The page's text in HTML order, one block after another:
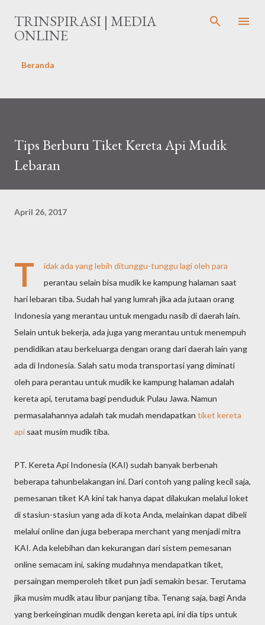
Langsung ke konten utama
TRINSPIRASI | MEDIA
ONLINE
Beranda
Tips Berburu Tiket Kereta Api Mudik
Lebaran
April 26, 2017
T
idak ada yang lebih ditunggu-tunggu lagi oleh para
perantau selain bisa mudik ke kampung halaman saat
hari lebaran tiba. Sudah hal yang lumrah jika ada jutaan orang
Indonesia yang merantau untuk mengadu nasib di daerah lain.
Selain untuk bekerja, ada juga yang merantau untuk menempuh
pendidikan atau berkeluarga dengan orang dari daerah lain yang
ada di Indonesia. Salah satu moda transportasi yang diminati
oleh para perantau untuk mudik ke kampung halaman adalah
kereta api, terutama bagi penduduk Pulau Jawa. Namun
permasalahannya adalah tak mudah mendapatkan tiket kereta
api saat musim mudik tiba.
PT. Kereta Api Indonesia (KAI) sudah banyak berbenah
beberapa tahunbelakangan ini. Dari contoh yang paling kecil saja,
pemesanan tiket KA kini tak hanya dapat dilakukan melalui loket
di stasiun-stasiun yang ada di kota Anda, melainkan dapat dibeli
melalui online dan juga beberapa merchant yang menjadi mitra
KAI. Ada kelebihan dan kekurangan dari sistem pemesanan
online semacam ini, saking mudahnya mendapatkan tiket,
persaingan memperoleh tiket pun jadi semakin besar. Terutama
jika musim mudik atau libur panjang tiba. Tenang saja, bagi Anda
yang berkeinginan mudik dengan kereta api, ini dia tips untuk